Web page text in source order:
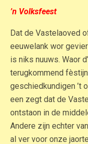
’n Volksfeest
Dat de Vastelaoved
eeuwelank wor
is niks nuuws. Waor
terugkommend
geschiedkundigen ’t
een zegt dat de
ontstaon in de
Andere zijn echter
al ver voor onze